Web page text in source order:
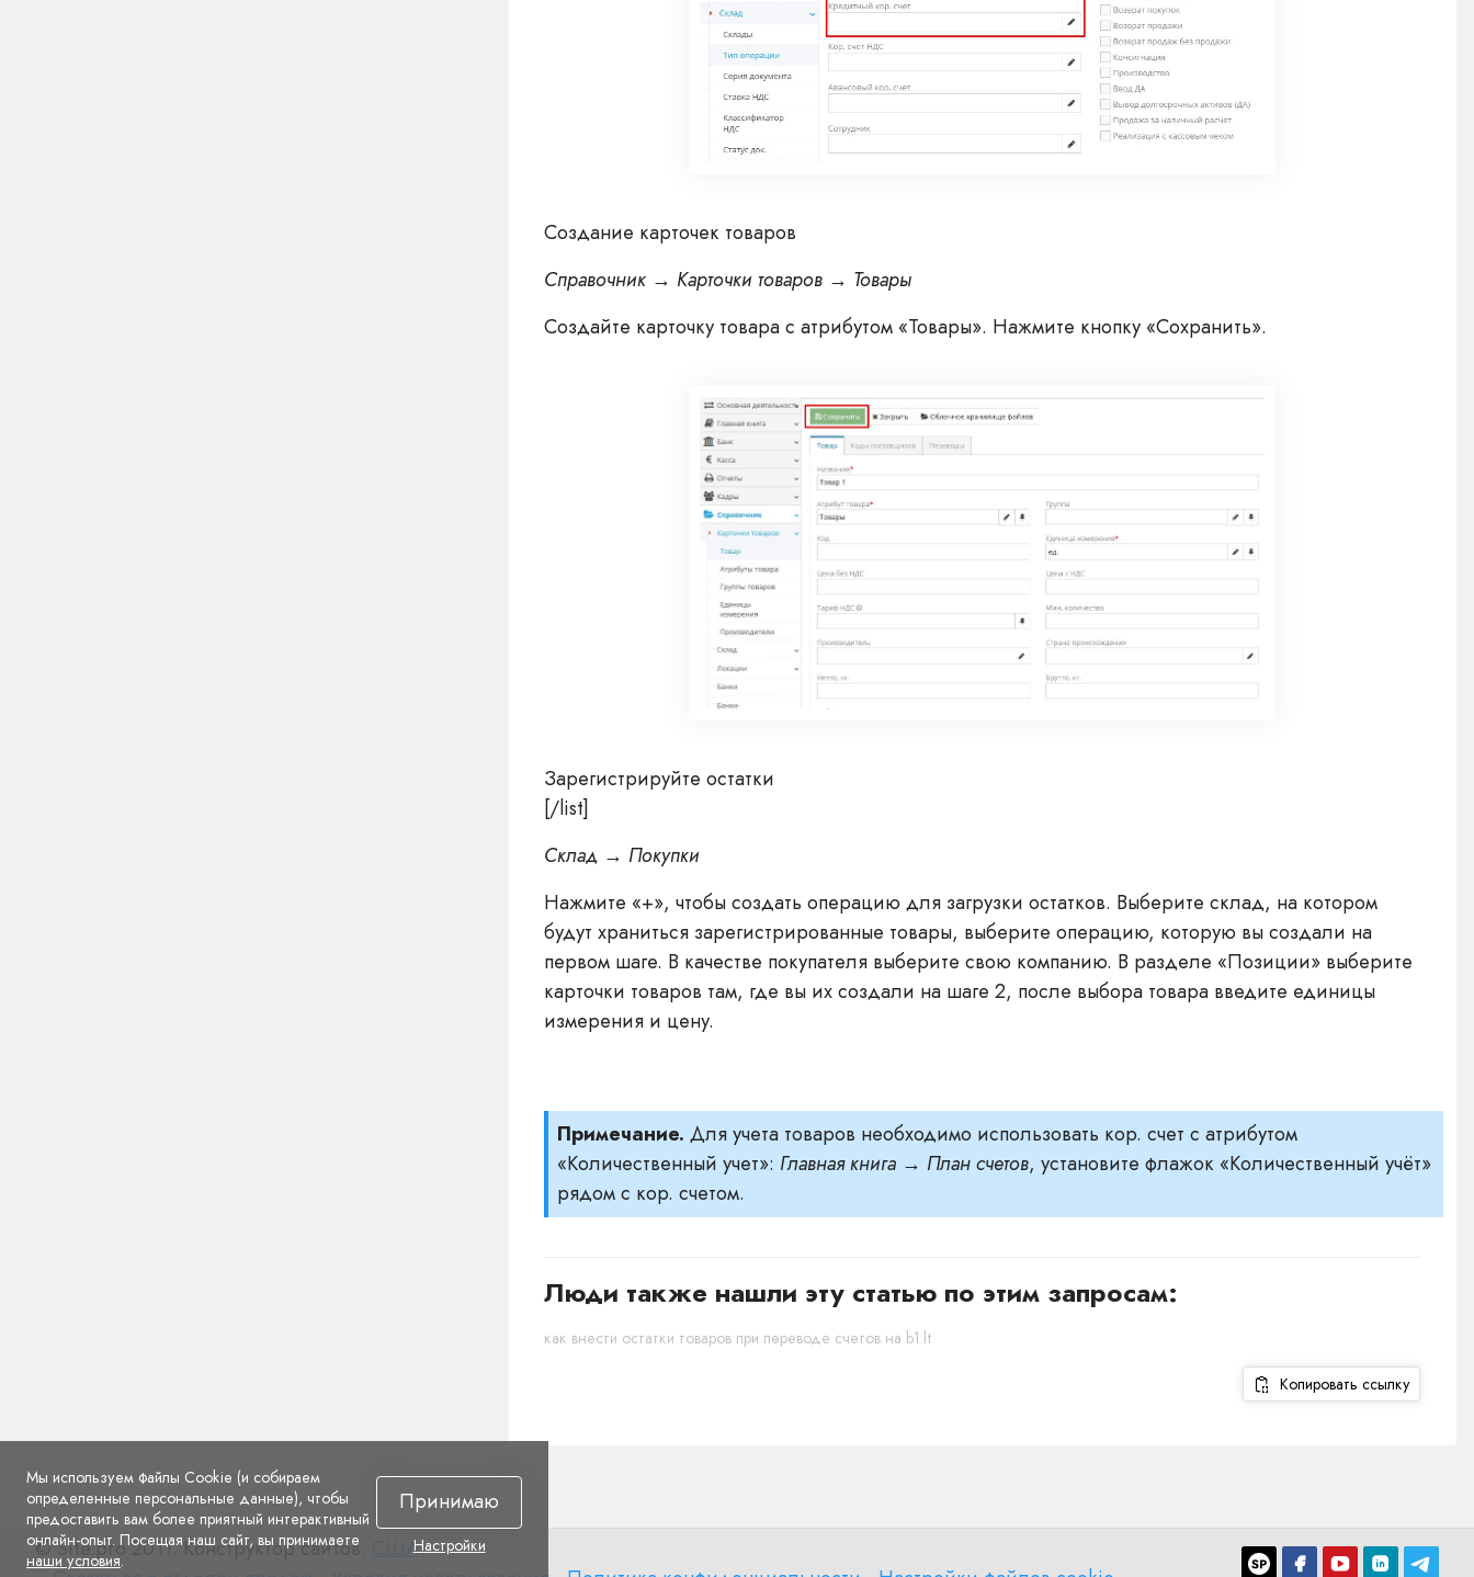
Создание карточек товаров
Справочник → Карточки товаров → Товары
Создайте карточку товара с атрибутом «Товары». Нажмите кнопку «Сохранить».
Зарегистрируйте остатки
[/list]
Склад → Покупки
Нажмите «+», чтобы создать операцию для загрузки остатков. Выберите склад, на котором
будут храниться зарегистрированные товары, выберите операцию, которую вы создали на
первом шаге. В качестве покупателя выберите свою компанию. В разделе «Позиции» выберите
карточки товаров там, где вы их создали на шаге 2, после выбора товара введите единицы
измерения и цену.
Примечание. Для учета товаров необходимо использовать кор. счет с атрибутом
«Количественный учет»: Главная книга → План счетов, установите флажок «Количественный учёт»
рядом с кор. счетом.
Люди также нашли эту статью по этим запросам:
как внести остатки товаров при переводе счетов на b1.lt
Копировать ссылку
© Site.pro 2011. Конструктор сайтов. США.
Мы используем файлы Cookie (и собираем
определенные персональные данные), чтобы
предоставить вам более приятный интерактивный
онлайн-опыт. Посещая наш сайт, вы принимаете
наши условия.
Принимаю
Настройки